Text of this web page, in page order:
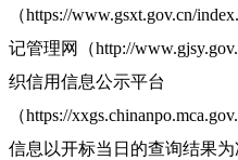
（https://www.gsxt.gov.cn/
记管理网（http://
织信用信息公示平台
（https://
信息以开标当日的查询结果为